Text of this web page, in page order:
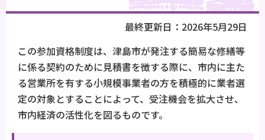
すか
最終更新日：2026年5月29日
この参加資格制度は、津島市が発注する簡易な修繕等
に係る契約のために見積書を徴する際に、市内に主た
る営業所を有する小規模事業者の方を積極的に業者選
定の対象とすることによって、受注機会を拡大させ、
市内経済の活性化を図るものです。